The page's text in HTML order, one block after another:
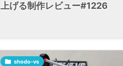
上げる制作レビュー#1226
 shodo-vs